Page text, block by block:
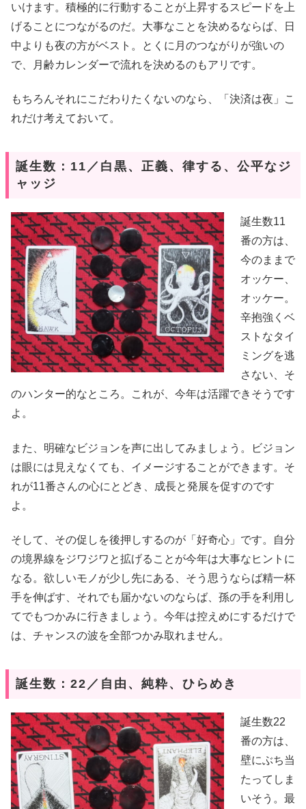
いけます。積極的に行動することが上昇するスピードを上
げることにつながるのだ。大事なことを決めるならば、日
中よりも夜の方がベスト。とくに月のつながりが強いの
で、月齢カレンダーで流れを決めるのもアリです。
もちろんそれにこだわりたくないのなら、「決済は夜」こ
れだけ考えておいて。
誕生数：11／白黒、正義、律する、公平なジ
ャッジ
誕生数11
番の方は、
今のままで
オッケー、
オッケー。
辛抱強くベ
ストなタイ
ミングを逃
さない、そ
のハンター的なところ。これが、今年は活躍できそうです
よ。
また、明確なビジョンを声に出してみましょう。ビジョン
は眼には見えなくても、イメージすることができます。そ
れが11番さんの心にとどき、成長と発展を促すのです
よ。
そして、その促しを後押しするのが「好奇心」です。自分
の境界線をジワジワと拡げることが今年は大事なヒントに
なる。欲しいモノが少し先にある、そう思うならば精一杯
手を伸ばす、それでも届かないのならば、孫の手を利用し
てでもつかみに行きましょう。今年は控えめにするだけで
は、チャンスの波を全部つかみ取れません。
誕生数：22／自由、純粋、ひらめき
誕生数22
番の方は、
壁にぶち当
たってしま
いそう。最